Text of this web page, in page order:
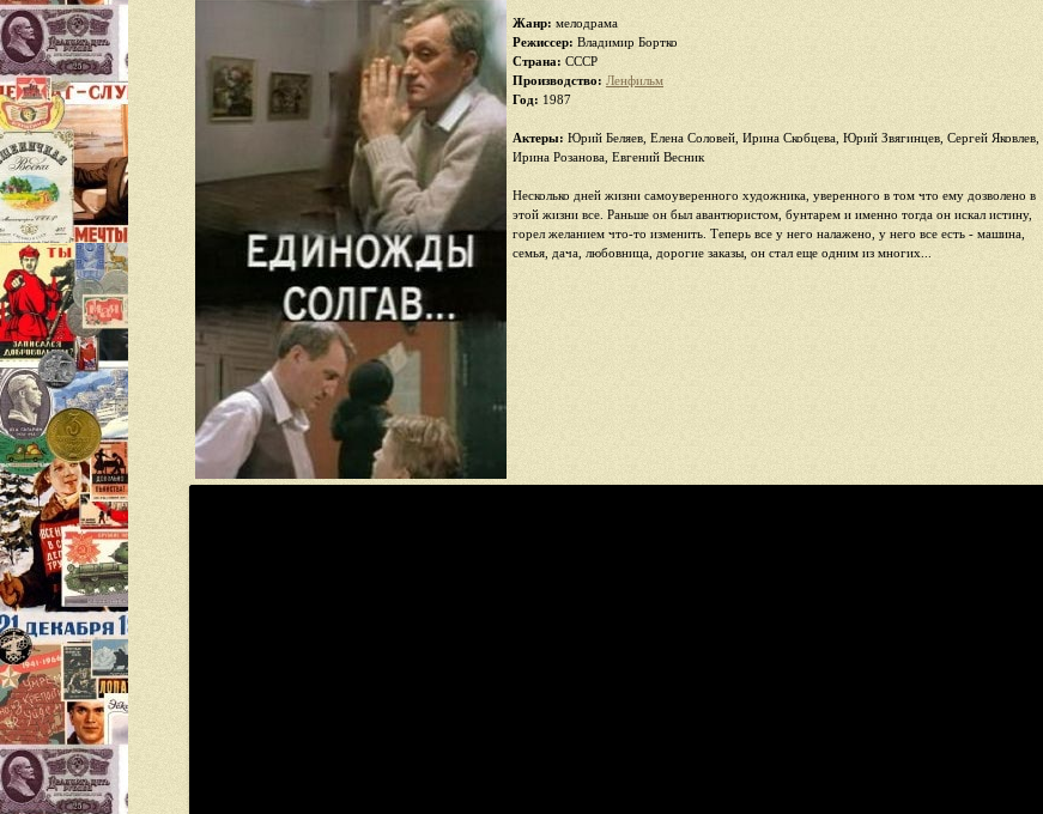
Жанр: мелодрама
Режиссер: Владимир Бортко
Страна: СССР
Производство: Ленфильм
Год: 1987
Актеры: Юрий Беляев, Елена Соловей, Ирина Скобцева, Юрий Звягинцев, Сергей Яковлев,
Ирина Розанова, Евгений Весник
Несколько дней жизни самоуверенного художника, уверенного в том что ему дозволено в
этой жизни все. Раньше он был авантюристом, бунтарем и именно тогда он искал истину,
горел желанием что-то изменить. Теперь все у него налажено, у него все есть - машина,
семья, дача, любовница, дорогие заказы, он стал еще одним из многих...